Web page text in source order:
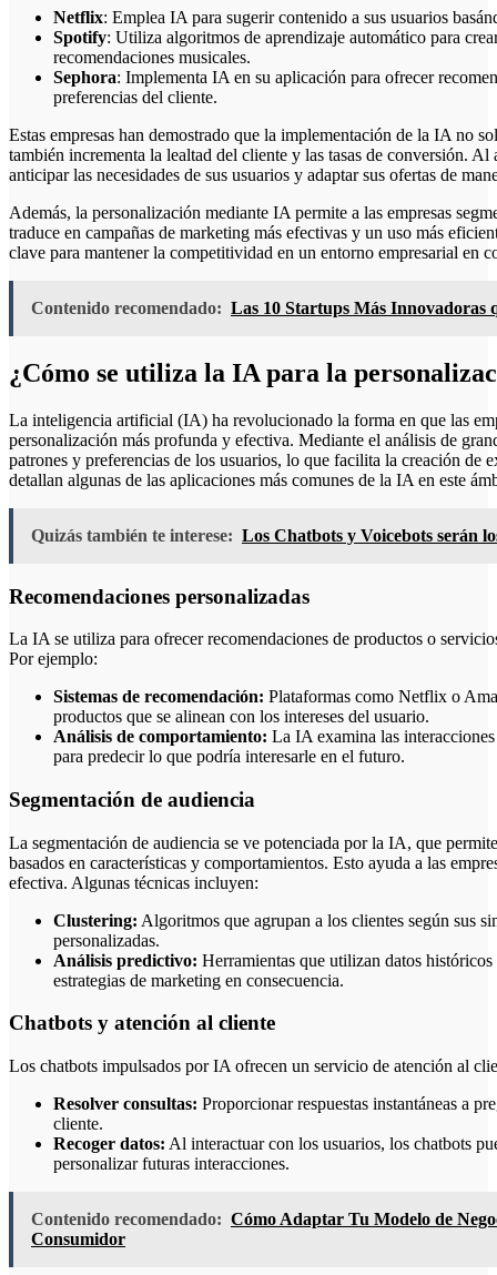
Netflix: Emplea IA para sugerir contenido a sus usuarios
Spotify: Utiliza algoritmos de aprendizaje automático para
recomendaciones musicales.
Sephora: Implementa IA en su aplicación para ofrecer
preferencias del cliente.
Estas empresas han demostrado que la implementación de la IA no
también incrementa la lealtad del cliente y las tasas de conversión. Al
anticipar las necesidades de sus usuarios y adaptar sus ofertas de
Además, la personalización mediante IA permite a las empresas
traduce en campañas de marketing más efectivas y un uso más
clave para mantener la competitividad en un entorno empresarial en
Contenido recomendado: Las 10 Startups Más Innovadoras
¿Cómo se utiliza la IA para la
La inteligencia artificial (IA) ha revolucionado la forma en que las
personalización más profunda y efectiva. Mediante el análisis de
patrones y preferencias de los usuarios, lo que facilita la creación de
detallan algunas de las aplicaciones más comunes de la IA en este
Quizás también te interese: Los Chatbots y Voicebots serán
Recomendaciones personalizadas
La IA se utiliza para ofrecer recomendaciones de productos o
Por ejemplo:
Sistemas de recomendación: Plataformas como Netflix o
productos que se alinean con los intereses del usuario.
Análisis de comportamiento: La IA examina las
para predecir lo que podría interesarle en el futuro.
Segmentación de audiencia
La segmentación de audiencia se ve potenciada por la IA, que
basados en características y comportamientos. Esto ayuda a las
efectiva. Algunas técnicas incluyen:
Clustering: Algoritmos que agrupan a los clientes según sus
personalizadas.
Análisis predictivo: Herramientas que utilizan datos
estrategias de marketing en consecuencia.
Chatbots y atención al cliente
Los chatbots impulsados por IA ofrecen un servicio de atención al
Resolver consultas: Proporcionar respuestas instantáneas a
cliente.
Recoger datos: Al interactuar con los usuarios, los chatbots
personalizar futuras interacciones.
Contenido recomendado: Cómo Adaptar Tu Modelo de
Consumidor